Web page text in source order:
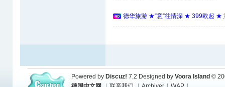
德华旅游 ★“意”往情深 ★ 399欧起 ★
Powered by Discuz! 7.2 Designed by Voora Island ©